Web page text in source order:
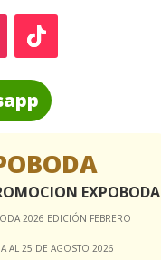
EXPOBODA
2026 EDICIÓN FEBRERO
AL 25 DE AGOSTO 2026